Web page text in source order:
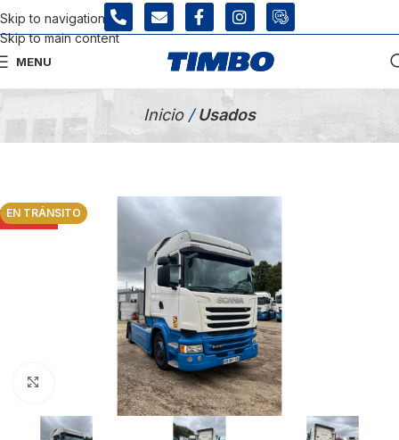
Skip to navigation
Skip to main content
MENU
Tienda Usados
Inicio /Usados
EN TRÁNSITO
AGOTADO
Click para agrandar